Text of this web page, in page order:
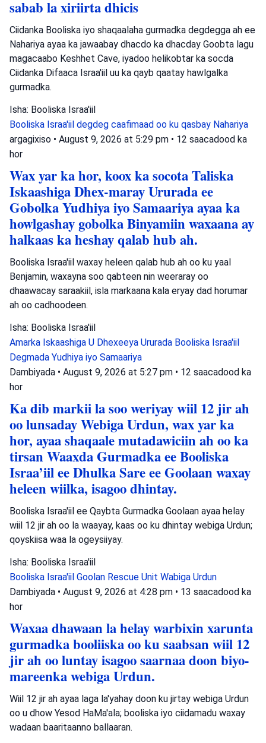
sabab la xiriirta dhicis
Ciidanka Booliska iyo shaqaalaha gurmadka degdegga ah ee
Nahariya ayaa ka jawaabay dhacdo ka dhacday Goobta lagu
magacaabo Keshhet Cave, iyadoo helikobtar ka socda
Ciidanka Difaaca Israa'iil uu ka qayb qaatay hawlgalka
gurmadka.
Isha: Booliska Israa'iil
Booliska Israa'iil degdeg caafimaad oo ku qasbay Nahariya
argagixiso • August 9, 2026 at 5:29 pm • 12 saacadood ka
hor
Wax yar ka hor, koox ka socota Taliska
Iskaashiga Dhex-maray Ururada ee
Gobolka Yudhiya iyo Samaariya ayaa ka
howlgashay gobolka Binyamiin waxaana ay
halkaas ka heshay qalab hub ah.
Booliska Israa'iil waxay heleen qalab hub ah oo ku yaal
Benjamin, waxayna soo qabteen nin weeraray oo
dhaawacay saraakiil, isla markaana kala eryay dad horumar
ah oo cadhoodeen.
Isha: Booliska Israa'iil
Amarka Iskaashiga U Dhexeeya Ururada Booliska Israa'iil
Degmada Yudhiya iyo Samaariya
Dambiyada • August 9, 2026 at 5:27 pm • 12 saacadood ka
hor
Ka dib markii la soo weriyay wiil 12 jir ah
oo lunsaday Webiga Urdun, wax yar ka
hor, ayaa shaqaale mutadawiciin ah oo ka
tirsan Waaxda Gurmadka ee Booliska
Israa’iil ee Dhulka Sare ee Goolaan waxay
heleen wiilka, isagoo dhintay.
Booliska Israa'iil ee Qaybta Gurmadka Goolaan ayaa helay
wiil 12 jir ah oo la waayay, kaas oo ku dhintay webiga Urdun;
qoyskiisa waa la ogeysiiyay.
Isha: Booliska Israa'iil
Booliska Israa'iil Goolan Rescue Unit Wabiga Urdun
Dambiyada • August 9, 2026 at 4:28 pm • 13 saacadood ka
hor
Waxaa dhawaan la helay warbixin xarunta
gurmadka booliiska oo ku saabsan wiil 12
jir ah oo luntay isagoo saarnaa doon biyo-
mareenka webiga Urdun.
Wiil 12 jir ah ayaa laga la'yahay doon ku jirtay webiga Urdun
oo u dhow Yesod HaMa'ala; booliska iyo ciidamadu waxay
wadaan baaritaanno ballaaran.